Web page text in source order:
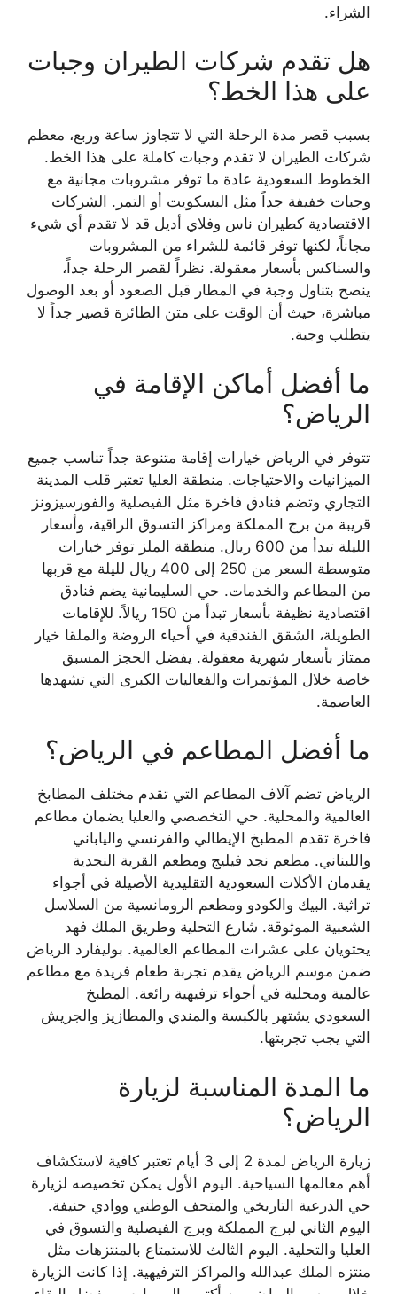
الشراء.
هل تقدم شركات الطيران وجبات
على هذا الخط؟
بسبب قصر مدة الرحلة التي لا تتجاوز ساعة وربع، معظم
شركات الطيران لا تقدم وجبات كاملة على هذا الخط.
الخطوط السعودية عادة ما توفر مشروبات مجانية مع
وجبات خفيفة جداً مثل البسكويت أو التمر. الشركات
الاقتصادية كطيران ناس وفلاي أديل قد لا تقدم أي شيء
مجاناً، لكنها توفر قائمة للشراء من المشروبات
والسناكس بأسعار معقولة. نظراً لقصر الرحلة جداً،
ينصح بتناول وجبة في المطار قبل الصعود أو بعد الوصول
مباشرة، حيث أن الوقت على متن الطائرة قصير جداً لا
يتطلب وجبة.
ما أفضل أماكن الإقامة في
الرياض؟
تتوفر في الرياض خيارات إقامة متنوعة جداً تناسب جميع
الميزانيات والاحتياجات. منطقة العليا تعتبر قلب المدينة
التجاري وتضم فنادق فاخرة مثل الفيصلية والفورسيزونز
قريبة من برج المملكة ومراكز التسوق الراقية، وأسعار
الليلة تبدأ من 600 ريال. منطقة الملز توفر خيارات
متوسطة السعر من 250 إلى 400 ريال لليلة مع قربها
من المطاعم والخدمات. حي السليمانية يضم فنادق
اقتصادية نظيفة بأسعار تبدأ من 150 ريالاً. للإقامات
الطويلة، الشقق الفندقية في أحياء الروضة والملقا خيار
ممتاز بأسعار شهرية معقولة. يفضل الحجز المسبق
خاصة خلال المؤتمرات والفعاليات الكبرى التي تشهدها
العاصمة.
ما أفضل المطاعم في الرياض؟
الرياض تضم آلاف المطاعم التي تقدم مختلف المطابخ
العالمية والمحلية. حي التخصصي والعليا يضمان مطاعم
فاخرة تقدم المطبخ الإيطالي والفرنسي والياباني
واللبناني. مطعم نجد فيليج ومطعم القرية النجدية
يقدمان الأكلات السعودية التقليدية الأصيلة في أجواء
تراثية. البيك والكودو ومطعم الرومانسية من السلاسل
الشعبية الموثوقة. شارع التحلية وطريق الملك فهد
يحتويان على عشرات المطاعم العالمية. بوليفارد الرياض
ضمن موسم الرياض يقدم تجربة طعام فريدة مع مطاعم
عالمية ومحلية في أجواء ترفيهية رائعة. المطبخ
السعودي يشتهر بالكبسة والمندي والمطازيز والجريش
التي يجب تجربتها.
ما المدة المناسبة لزيارة
الرياض؟
زيارة الرياض لمدة 2 إلى 3 أيام تعتبر كافية لاستكشاف
أهم معالمها السياحية. اليوم الأول يمكن تخصيصه لزيارة
حي الدرعية التاريخي والمتحف الوطني ووادي حنيفة.
اليوم الثاني لبرج المملكة وبرج الفيصلية والتسوق في
العليا والتحلية. اليوم الثالث للاستمتاع بالمنتزهات مثل
منتزه الملك عبدالله والمراكز الترفيهية. إذا كانت الزيارة